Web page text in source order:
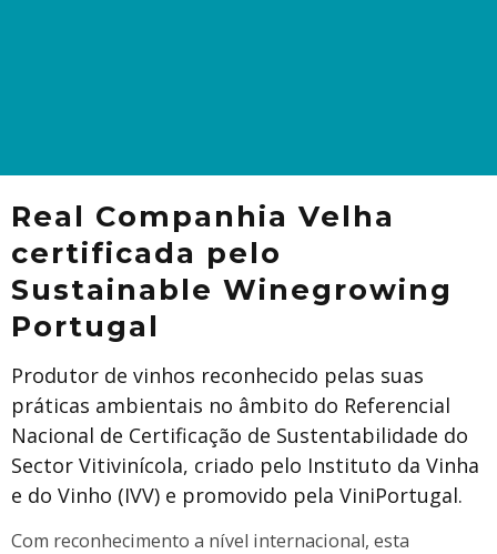
Real Companhia Velha
certificada pelo
Sustainable Winegrowing
Portugal
Produtor de vinhos reconhecido pelas suas
práticas ambientais no âmbito do Referencial
Nacional de Certificação de Sustentabilidade do
Sector Vitivinícola, criado pelo Instituto da Vinha
e do Vinho (IVV) e promovido pela ViniPortugal.
Com reconhecimento a nível internacional, esta